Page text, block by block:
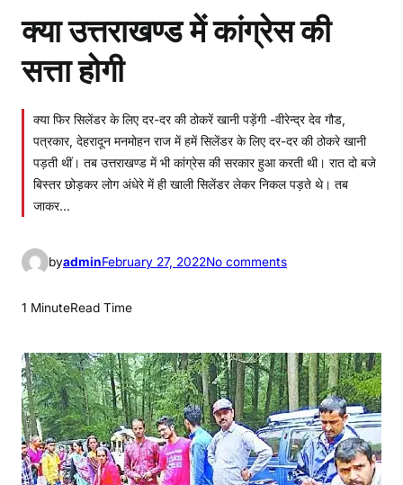
क्या उत्तराखण्ड में कांग्रेस की
सत्ता होगी
क्या फिर सिलेंडर के लिए दर-दर की ठोकरें खानी पड़ेंगी -वीरेन्द्र देव गौड,
पत्रकार, देहरादून मनमोहन राज में हमें सिलेंडर के लिए दर-दर की ठोकरे खानी
पड़ती थीं। तब उत्तराखण्ड में भी कांग्रेस की सरकार हुआ करती थी। रात दो बजे
बिस्तर छोड़कर लोग अंधेरे में ही खाली सिलेंडर लेकर निकल पड़ते थे। तब
जाकर…
byadminFebruary 27, 2022No commentso
रा
ख
ण्ड
में
कां
ग्रे
1 MinuteRead Time